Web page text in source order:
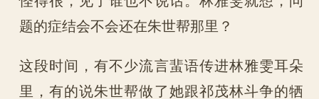
题的症结会不会还在朱世帮那里？
这段时间，有不少流言蜚语传进林雅雯耳朵
里，有的说朱世帮做了她跟祁茂林斗争的牺